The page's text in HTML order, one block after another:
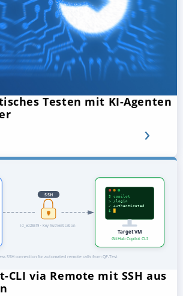
Testen mit KI-Agenten
CLI via Remote mit SSH aus